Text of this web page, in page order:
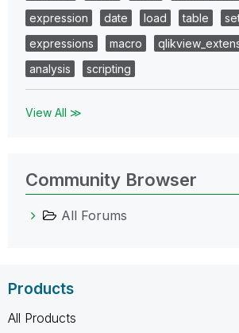
expression
date load table
expressions
macro
analysis
scripting
View All ≫
Community Browser
All Forums
Products
All Products